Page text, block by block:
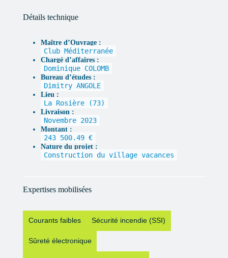
Détails technique
Maître d’Ouvrage :
Club Méditerranée
Chargé d’affaires :
Dominique COLOMB
Bureau d’études :
Dimitry ANGOLE
Lieu :
La Rosière (73)
Livraison :
Novembre 2023
Montant :
243 500.49 €
Nature du projet :
Construction du village vacances
Expertises mobilisées
Courants faibles Sécurité incendie (SSI)
Sûreté électronique